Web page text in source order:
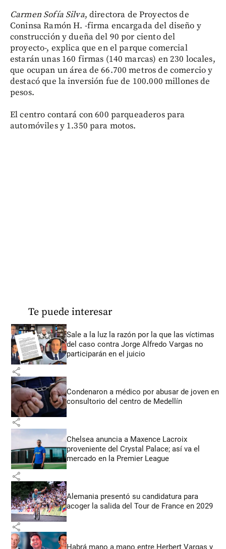
Carmen Sofía Silva, directora de Proyectos de
Coninsa Ramón H. -firma encargada del diseño y
construcción y dueña del 90 por ciento del
proyecto-, explica que en el parque comercial
estarán unas 160 firmas (140 marcas) en 230 locales,
que ocupan un área de 66.700 metros de comercio y
destacó que la inversión fue de 100.000 millones de
pesos.
El centro contará con 600 parqueaderos para
automóviles y 1.350 para motos.
Te puede interesar
Sale a la luz la razón por la que las víctimas
del caso contra Jorge Alfredo Vargas no
participarán en el juicio
share
Condenaron a médico por abusar de joven en
consultorio del centro de Medellín
share
Chelsea anuncia a Maxence Lacroix
proveniente del Crystal Palace; así va el
mercado en la Premier League
share
Alemania presentó su candidatura para
acoger la salida del Tour de France en 2029
share
Habrá mano a mano entre Herbert Vargas y